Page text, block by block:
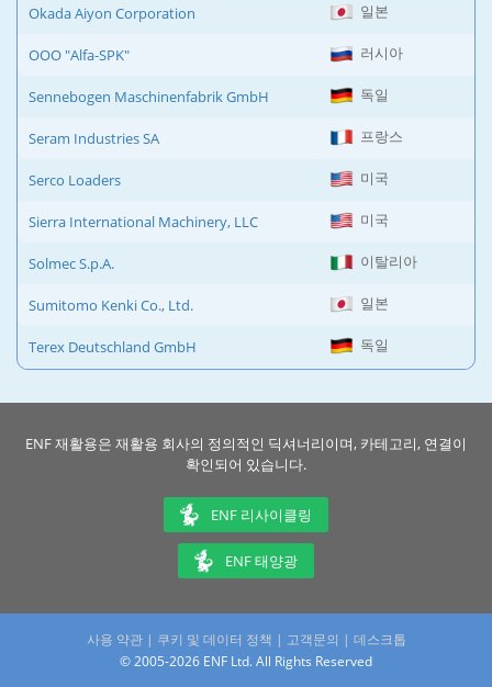
Okada Aiyon Corporation 일본
OOO "Alfa-SPK" 러시아
Sennebogen Maschinenfabrik GmbH 독일
Seram Industries SA 프랑스
Serco Loaders 미국
Sierra International Machinery, LLC 미국
Solmec S.p.A. 이탈리아
Sumitomo Kenki Co., Ltd. 일본
Terex Deutschland GmbH 독일
ENF 재활용은 재활용 회사의 정의적인 딕셔너리이며, 카테고리, 연결이
확인되어 있습니다.
ENF 리사이클링
ENF 태양광
사용 약관| 쿠키 및 데이터 정책 | 고객문의 | 데스크톱
© 2005-2026 ENF Ltd. All Rights Reserved